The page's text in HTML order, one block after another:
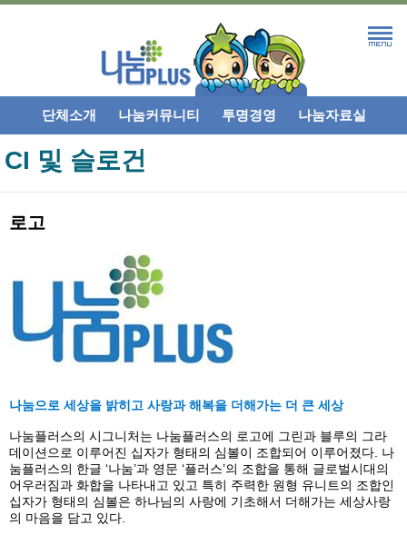
단체소개 나눔커뮤니티 투명경영 나눔자료실
CI 및 슬로건
로고
나눔으로 세상을 밝히고 사랑과 해복을 더해가는 더 큰 세상
나눔플러스의 시그니처는 나눔플러스의 로고에 그린과 블루의 그라
데이션으로 이루어진 십자가 형태의 심볼이 조합되어 이루어졌다. 나
눔플러스의 한글 ‘나눔’과 영문 ‘플러스’의 조합을 통해 글로벌시대의
어우러짐과 화합을 나타내고 있고 특히 주력한 원형 유니트의 조합인
십자가 형태의 심볼은 하나님의 사랑에 기초해서 더해가는 세상사랑
의 마음을 담고 있다.